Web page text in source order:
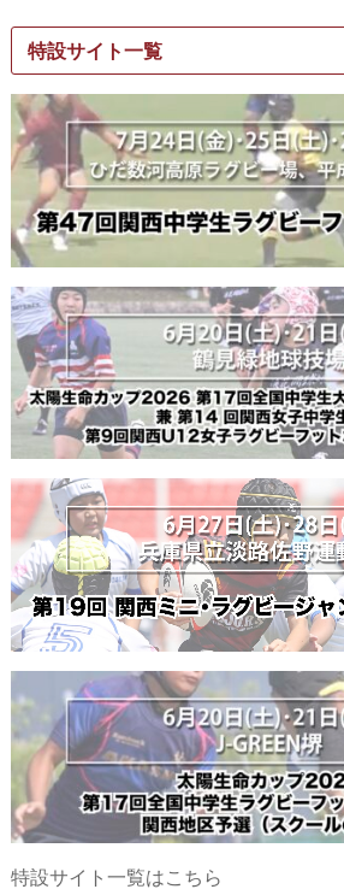
特設サイト一覧
特設サイト一覧はこちら